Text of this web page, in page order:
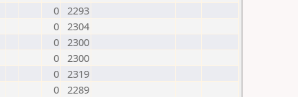
0 2293
0 2304
0 2300
0 2300
0 2319
0 2289